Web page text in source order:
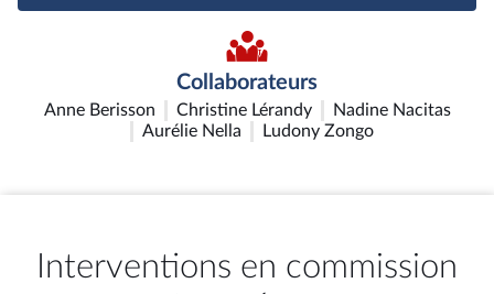
Collaborateurs
Anne Berisson Christine Lérandy
Nadine Nacitas
Aurélie Nella
Ludony Zongo
Interventions en commission